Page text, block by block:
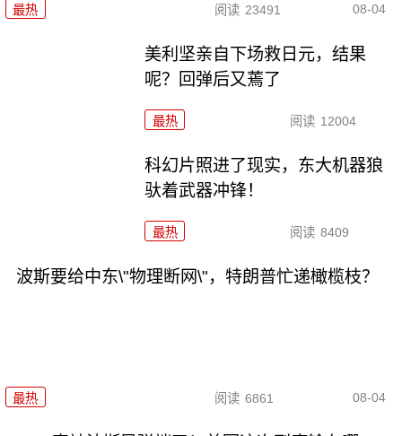
最热 阅读 23491 08-04
美利坚亲自下场救日元，结果
呢？回弹后又蔫了
最热 阅读 12004
科幻片照进了现实，东大机器狼
驮着武器冲锋！
最热 阅读 8409
波斯要给中东\"物理断网\"，特朗普忙递橄榄枝？
最热 阅读 6861 08-04